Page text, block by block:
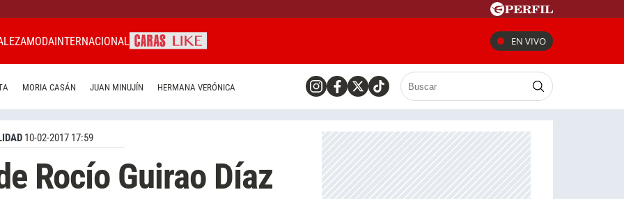
MODAINTERNACIONAL EN VIVO
MORIA CASÁN JUAN MINUJÍN HERMANA VERÓNICA
10-02-2017 17:59
Rocío Guirao Díaz